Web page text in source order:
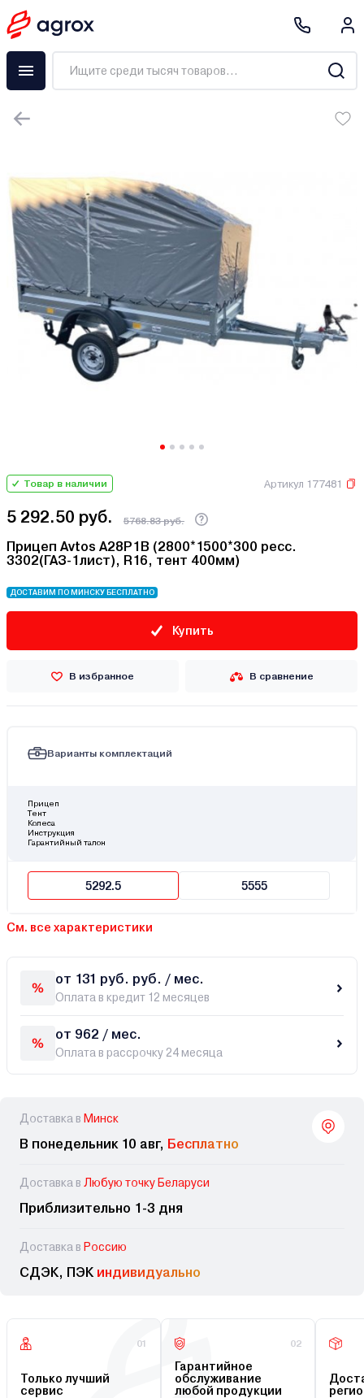
Товар в наличии Артикул 177481
5 292.50 руб. 5768.83 руб.
Прицеп Avtos A28P1B (2800*1500*300 ресс.
3302(ГАЗ-1лист), R16, тент 400мм)
ДОСТАВИМ ПО МИНСКУ БЕСПЛАТНО
Купить
В избранное В сравнение
Варианты комплектаций
Прицеп
Тент
Колеса
Инструкция
Гарантийный талон
5292.5 5555
См. все характеристики
от 131 руб. руб. / мес.
Оплата в кредит 12 месяцев
от 962 / мес.
Оплата в рассрочку 24 месяца
Доставка в Минск
В понедельник 10 авг, Бесплатно
Доставка в Любую точку Беларуси
Приблизительно 1-3 дня
Доставка в Россию
СДЭК, ПЭК индивидуально
01
Только лучший
сервис
02
Гарантийное
обслуживание
любой продукции